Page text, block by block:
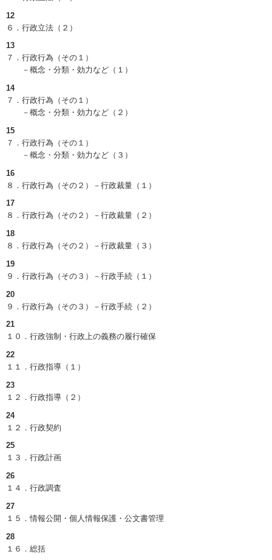
12
６．行政立法（２）
13
７．行政行為（その１）
－概念・分類・効力など（１）
14
７．行政行為（その１）
－概念・分類・効力など（２）
15
７．行政行為（その１）
－概念・分類・効力など（３）
16
８．行政行為（その２）－行政裁量（１）
17
８．行政行為（その２）－行政裁量（２）
18
８．行政行為（その２）－行政裁量（３）
19
９．行政行為（その３）－行政手続（１）
20
９．行政行為（その３）－行政手続（２）
21
１０．行政強制・行政上の義務の履行確保
22
１１．行政指導（１）
23
１２．行政指導（２）
24
１２．行政契約
25
１３．行政計画
26
１４．行政調査
27
１５．情報公開・個人情報保護・公文書管理
28
１６．総括